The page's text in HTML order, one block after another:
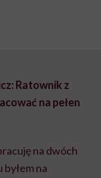
Ratownik z
na pełen
na dwóch
na